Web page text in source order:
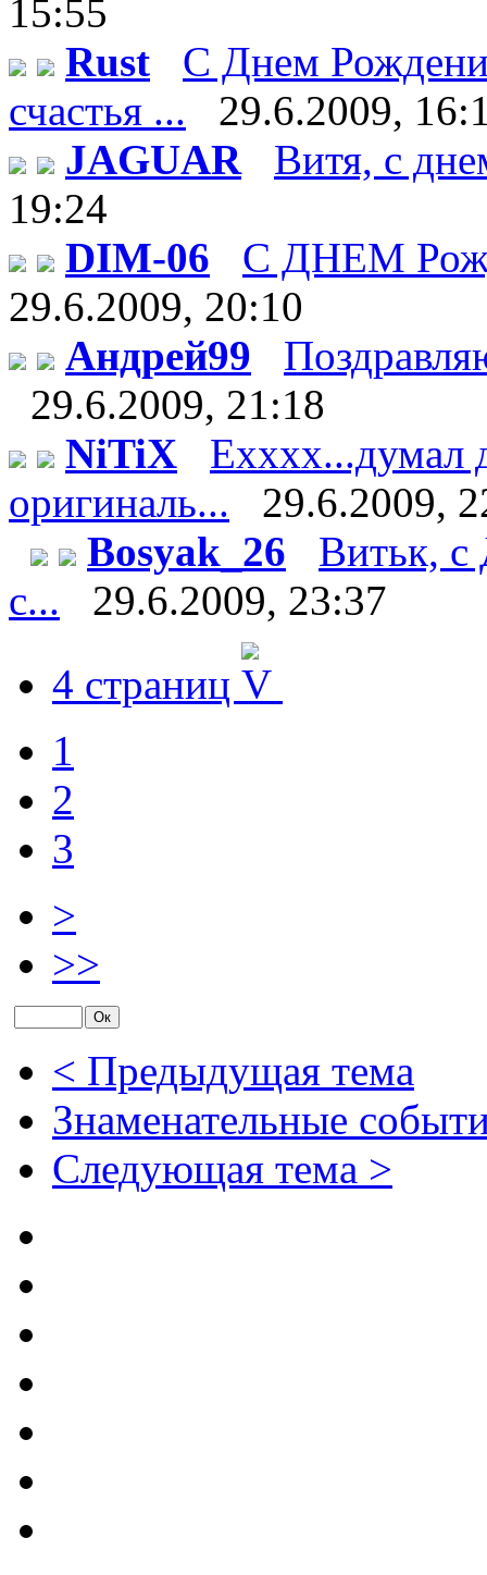
15:55
Rust
С Днем
счастья ...
29.6.2009,
JAGUAR
Витя, с
19:24
DIM-06
С ДНЕМ
29.6.2009, 20:10
Андрей99
29.6.2009, 21:18
NiTiX
Ехххх...думал
оригиналь...
29.6.2009,
Bosyak_26
Витьк,
с...
29.6.2009, 23:37
4 страниц
1
2
3
>
>>
< Предыдущая тема
Знаменательные
Следующая тема >